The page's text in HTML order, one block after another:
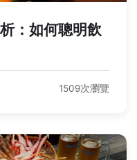
：如何聰明飲
1509次瀏覽